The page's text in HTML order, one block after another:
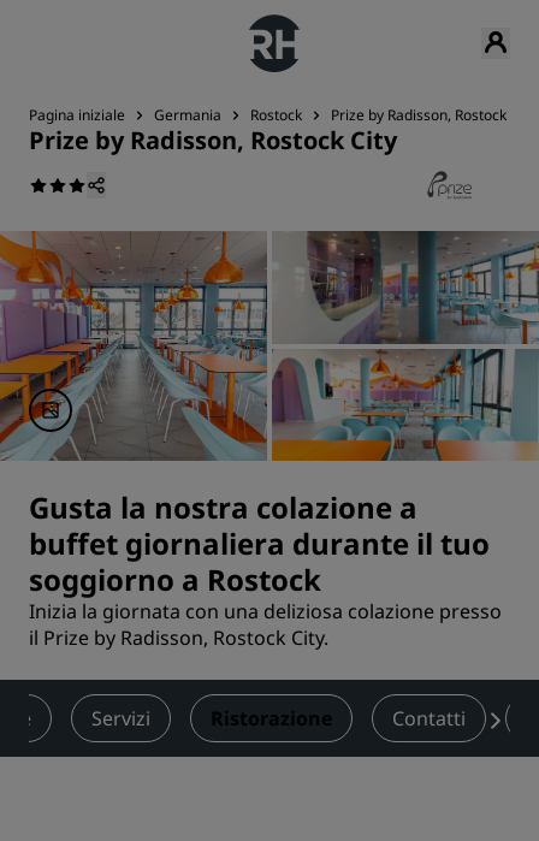
Pagina iniziale Germania Rostock Prize by Radisson, Rostock City
Prize by Radisson, Rostock City
Gusta la nostra colazione a
buffet giornaliera durante il tuo
soggiorno a Rostock
Inizia la giornata con una deliziosa colazione presso
il Prize by Radisson, Rostock City.
Servizi Ristorazione Contatti